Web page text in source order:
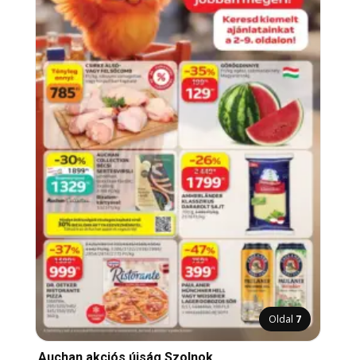
Oldal 7